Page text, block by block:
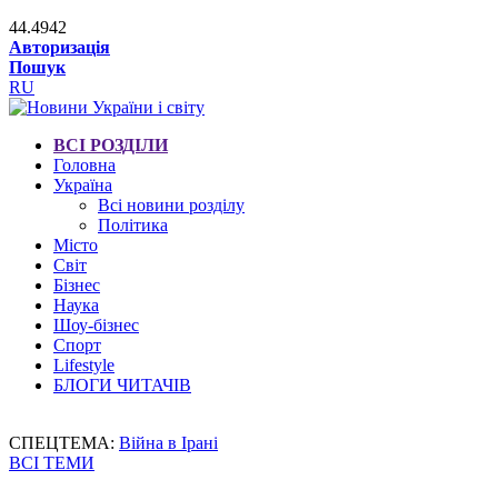
44.4942
Авторизація
Пошук
RU
ВСІ РОЗДІЛИ
Головна
Україна
Всі новини розділу
Політика
Місто
Світ
Бізнес
Наука
Шоу-бізнес
Спорт
Lifestyle
БЛОГИ ЧИТАЧІВ
СПЕЦТЕМА: Війна в Ірані
ВСІ ТЕМИ